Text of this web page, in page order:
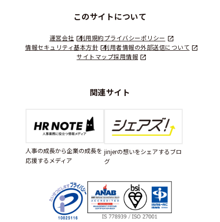
このサイトについて
運営会社 利用規約プライバシーポリシー
情報セキュリティ基本方針
利用者情報の外部送信について
サイトマップ採用情報
関連サイト
人事の成長から企業の成長を
応援するメディア
jinjerの想いをシェアするブロ
グ